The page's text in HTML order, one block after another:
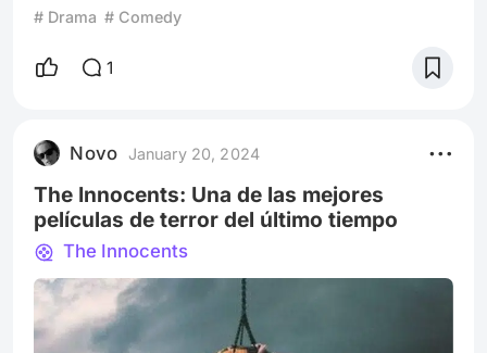
nuestra casa y maratonear una serie por la
con gran facilidad, pero esta nueva entrega de
los cines de Argentina, es una historia extraña y
fascinante, difícil de explicar,
# Drama # Comedy
1
Novo January 20, 2024
The Innocents: Una de las mejores
películas de terror del último tiempo
The Innocents